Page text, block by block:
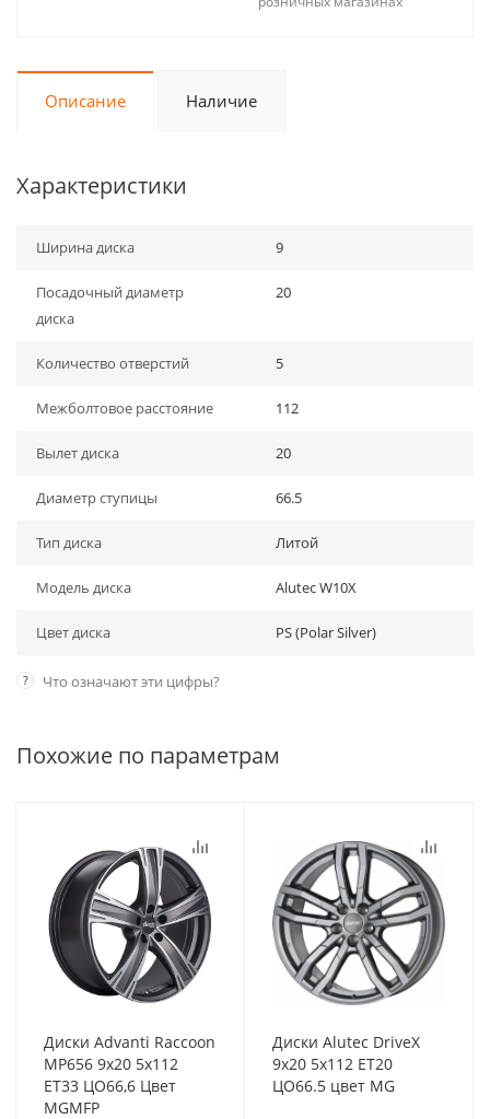
Описание Наличие
Характеристики
Ширина диска 9
Посадочный диаметр
диска
20
Количество отверстий 5
Межболтовое расстояние 112
Вылет диска 20
Диаметр ступицы 66.5
Тип диска Литой
Модель диска Alutec W10X
Цвет диска PS (Polar Silver)
? Что означают эти цифры?
Похожие по параметрам
Диски Advanti Raccoon
MP656 9x20 5x112
ET33 ЦО66,6 Цвет
MGMFP
Диски Alutec DriveX
9x20 5x112 ET20
ЦО66.5 цвет MG